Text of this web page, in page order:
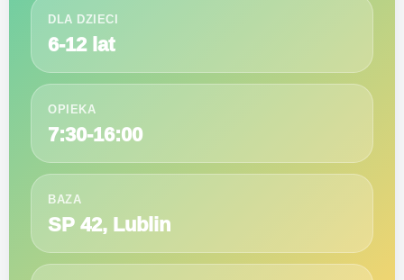
DLA DZIECI
6-12 lat
OPIEKA
7:30-16:00
BAZA
SP 42, Lublin